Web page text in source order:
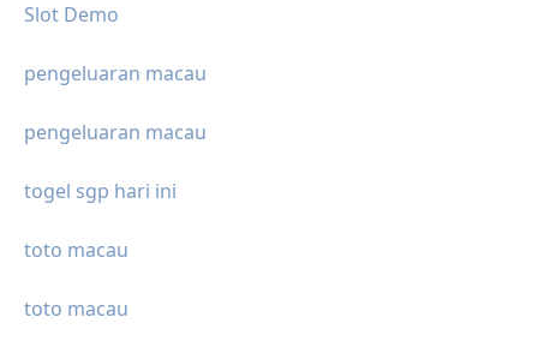
Slot Demo
pengeluaran macau
pengeluaran macau
togel sgp hari ini
toto macau
toto macau